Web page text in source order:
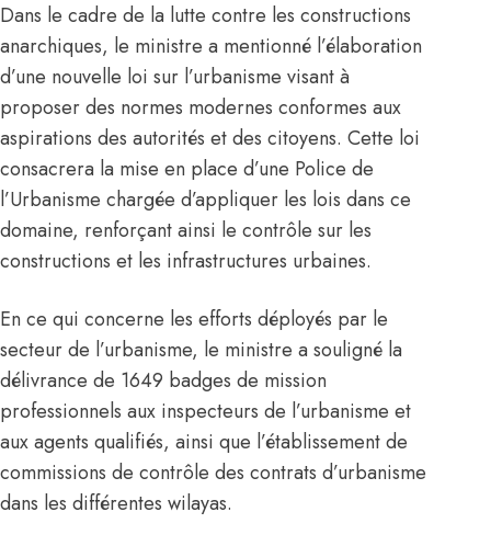
Dans le cadre de la lutte contre les constructions
anarchiques, le ministre a mentionné l’élaboration
d’une nouvelle loi sur l’urbanisme visant à
proposer des normes modernes conformes aux
aspirations des autorités et des citoyens. Cette loi
consacrera la mise en place d’une Police de
l’Urbanisme chargée d’appliquer les lois dans ce
domaine, renforçant ainsi le contrôle sur les
constructions et les infrastructures urbaines.
En ce qui concerne les efforts déployés par le
secteur de l’urbanisme, le ministre a souligné la
délivrance de 1649 badges de mission
professionnels aux inspecteurs de l’urbanisme et
aux agents qualifiés, ainsi que l’établissement de
commissions de contrôle des contrats d’urbanisme
dans les différentes wilayas.